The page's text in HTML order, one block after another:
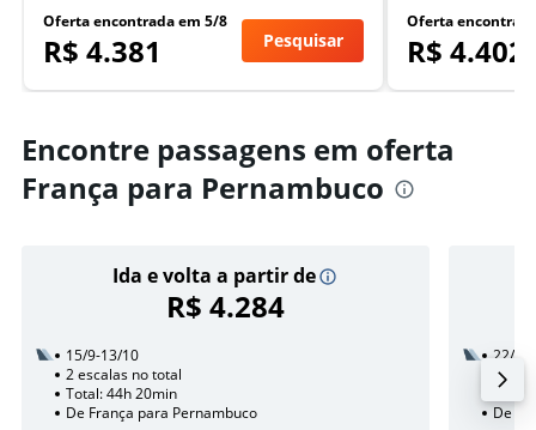
Oferta encontrada em 5/8
R$ 4.381 Pesquisar
Oferta
R$ 4.402
Encontre passagens em oferta
França para Pernambuco
Ida e volta a partir de
R$ 4.284
15/9-13/10
2 escalas no total
Total: 44h 20min
De França para Pernambuco
22/9
2
De